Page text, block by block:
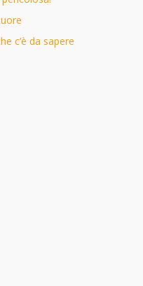
c’è da sapere